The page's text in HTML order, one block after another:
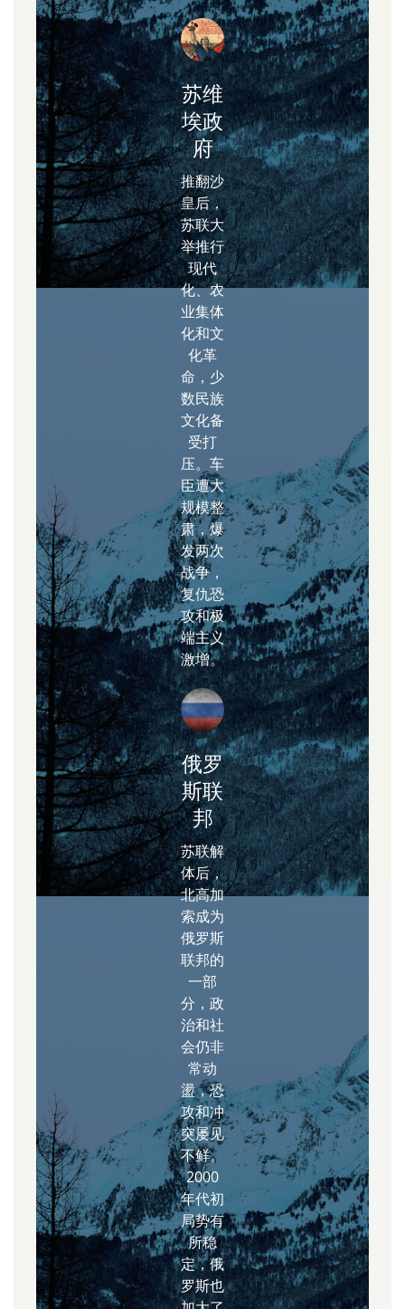
苏维
埃政
府
推翻沙
皇后，
苏联大
举推行
现代
化、农
业集体
化和文
化革
命，少
数民族
文化备
受打
压。车
臣遭大
规模整
肃，爆
发两次
战争，
复仇恐
攻和极
端主义
激增。
俄罗
斯联
邦
苏联解
体后，
北高加
索成为
俄罗斯
联邦的
一部
分，政
治和社
会仍非
常动
盪，恐
攻和冲
突屡见
不鲜。
2000
年代初
局势有
所稳
定，俄
罗斯也